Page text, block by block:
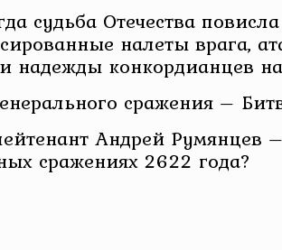
судьба Отечества
налеты врага,
надежды конкордианцев
сражения –
Андрей
сражениях 2622 года?